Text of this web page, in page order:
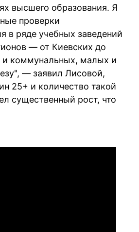
высшего образования. Я
проверки
в ряде учебных заведений
— от Киевских до
и коммунальных, малых и
— заявил Лисовой,
25+ и количество такой
существенный рост, что